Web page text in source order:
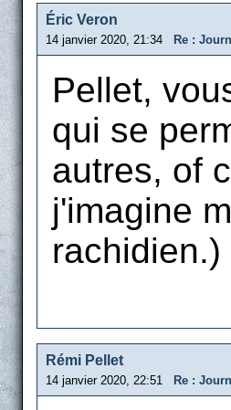
Éric Veron
14 janvier 2020, 21:34 Re :
Pellet,
qui se
autres, of
j'imagine
rachidien.)
Rémi Pellet
14 janvier 2020, 22:51 Re :